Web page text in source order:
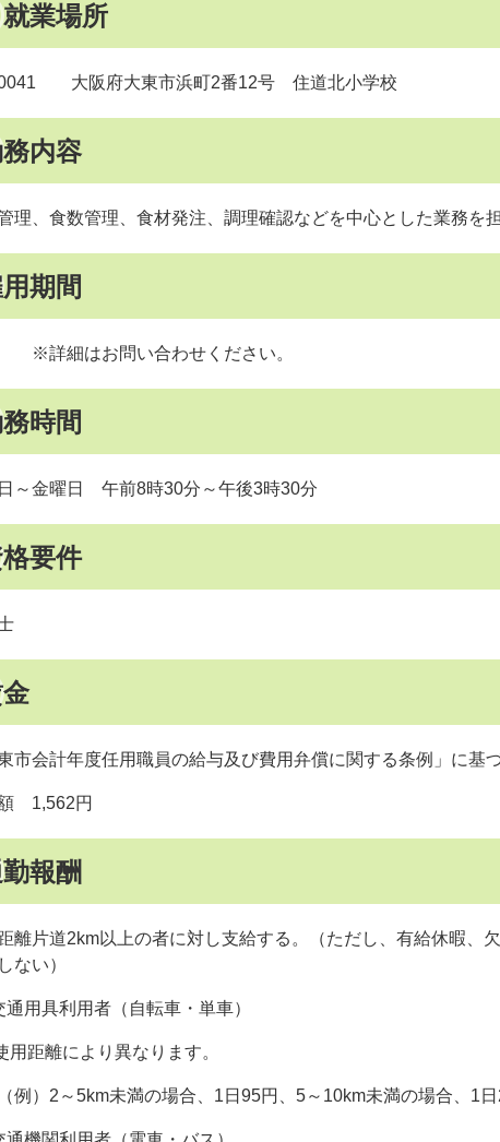
業場所
大阪府大東市浜町2番12号 住道北小学校
務内容
理、食数管理、食材発注、調理確認などを中心とした業務を
期間
※詳細はお問い合わせください。
時間
～金曜日 午前8時30分～午後3時30分
要件
市会計年度任用職員の給与及び費用弁償に関する条例」に基
1,562円
報酬
離片道2km以上の者に対し支給する。（ただし、有給休暇、
ない）
用具利用者（自転車・単車）
離により異なります。
2～5km未満の場合、1日95円、5～10km未満の場合、1日